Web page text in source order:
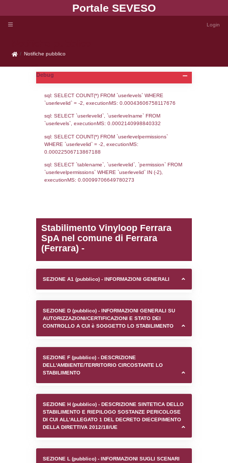
Portale
Notifiche pubblico
Notifiche pubblico
Debug
sql: SELECT COUNT(*) FROM `userlevels`
sql: SELECT `userlevelid`, `userlevelname`
0.00022506713867188
sql: SELECT `tablename`, `userlevelid`,
executionMS: 0.00099706649780273
Stabilimento Vinyloop
SpA nel comune di
(Ferrara) -
SEZIONE A1 (pubblico) - INFORMAZIONI